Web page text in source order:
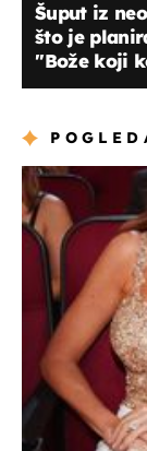
Šuput iz
što je
''Bože koji